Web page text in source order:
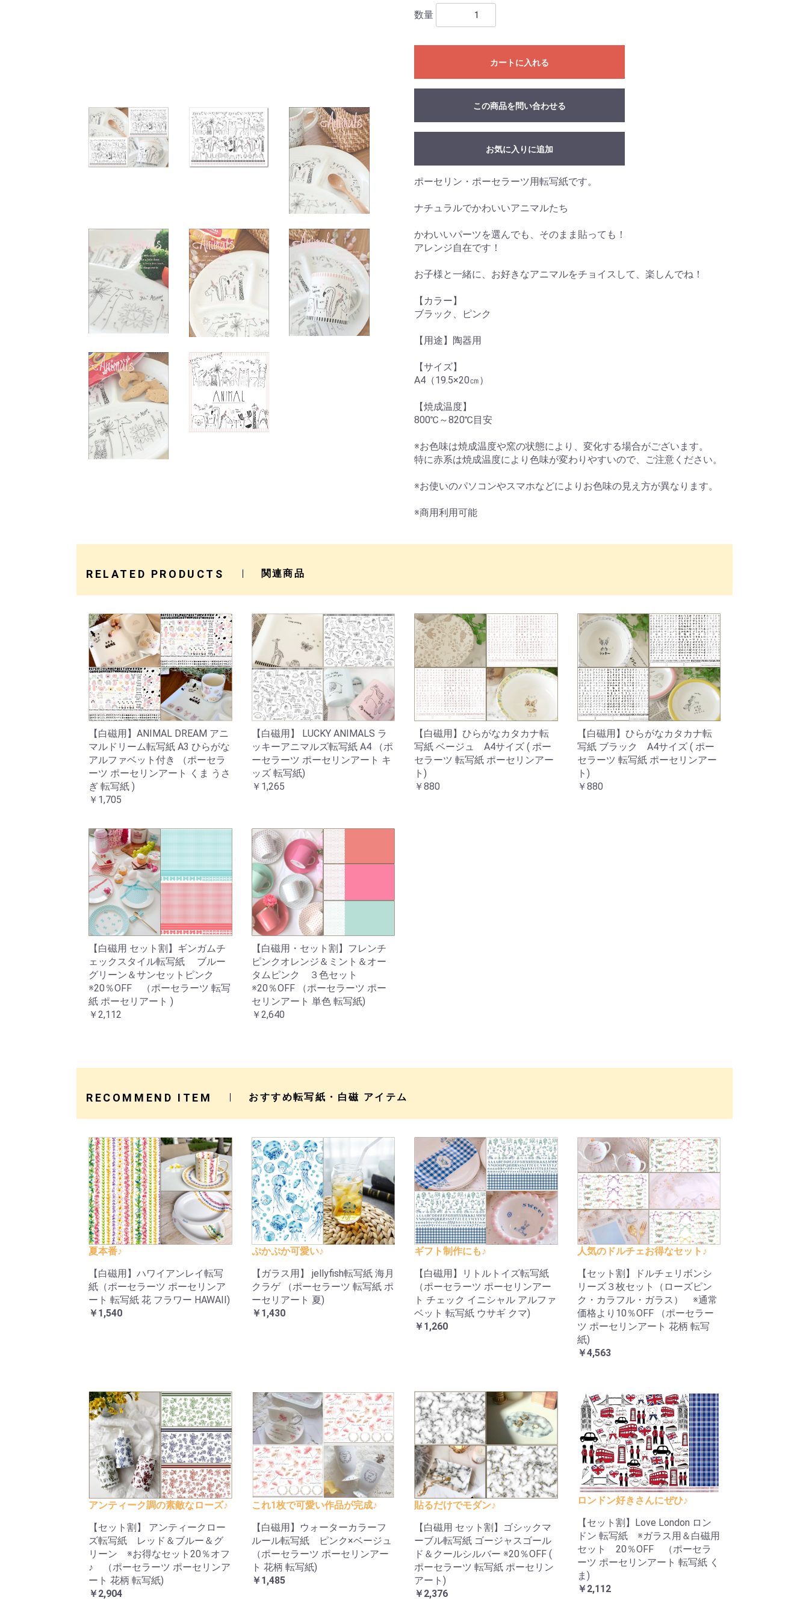
数量
カートに入れる
この商品を問い合わせる
お気に入りに追加
ポーセリン・ポーセラーツ用転写紙です。
ナチュラルでかわいいアニマルたち
かわいいパーツを選んでも、そのまま貼っても！
アレンジ自在です！
お子様と一緒に、お好きなアニマルをチョイスして、楽しんでね！
【カラー】
ブラック、ピンク
【用途】陶器用
【サイズ】
A4（19.5×20㎝）
【焼成温度】
800℃～820℃目安
※お色味は焼成温度や窯の状態により、変化する場合がございます。
特に赤系は焼成温度により色味が変わりやすいので、ご注意ください。
※お使いのパソコンやスマホなどによりお色味の見え方が異なります。
※商用利用可能
RELATED PRODUCTS 関連商品
【白磁用】ANIMAL DREAM アニ
マルドリーム転写紙 A3 ひらがな
アルファベット付き （ポーセラ
ーツ ポーセリンアート くま うさ
ぎ 転写紙 )
￥1,705
【白磁用】 LUCKY ANIMALS ラ
ッキーアニマルズ転写紙 A4 （ポ
ーセラーツ ポーセリンアート キ
ッズ 転写紙)
￥1,265
【白磁用】ひらがなカタカナ転
写紙 ベージュ A4サイズ ( ポー
セラーツ 転写紙 ポーセリンアー
ト)
￥880
【白磁用】ひらがなカタカナ転
写紙 ブラック A4サイズ ( ポー
セラーツ 転写紙 ポーセリンアー
ト)
￥880
【白磁用 セット割】ギンガムチ
ェックスタイル転写紙 ブルー
グリーン＆サンセットピンク
※20％OFF （ポーセラーツ 転写
紙 ポーセリアート )
￥2,112
【白磁用・セット割】フレンチ
ピンクオレンジ＆ミント＆オー
タムピンク ３色セット
※20％OFF （ポーセラーツ ポー
セリンアート 単色 転写紙)
￥2,640
RECOMMEND ITEM おすすめ転写紙・白磁 アイテム
夏本番♪
【白磁用】ハワイアンレイ転写
紙（ポーセラーツ ポーセリンア
ート 転写紙 花 フラワー HAWAII)
￥1,540
ぷかぷか可愛い♪
【ガラス用】 jellyfish転写紙 海月
クラゲ （ポーセラーツ 転写紙 ポ
ーセリアート 夏)
￥1,430
ギフト制作にも♪
【白磁用】リトルトイズ転写紙
（ポーセラーツ ポーセリンアー
ト チェック イニシャル アルファ
ベット 転写紙 ウサギ クマ)
￥1,260
人気のドルチェお得なセット♪
【セット割】ドルチェリボンシ
リーズ３枚セット（ローズピン
ク・カラフル・ガラス） ※通常
価格より10％OFF （ポーセラー
ツ ポーセリンアート 花柄 転写
紙)
￥4,563
アンティーク調の素敵なローズ♪
【セット割】 アンティークロー
ズ転写紙 レッド＆ブルー＆グ
リーン ※お得なセット20％オフ
♪ （ポーセラーツ ポーセリンア
ート 花柄 転写紙)
￥2,904
これ1枚で可愛い作品が完成♪
【白磁用】ウォーターカラーフ
ルール転写紙 ピンク×ベージュ
（ポーセラーツ ポーセリンアー
ト 花柄 転写紙)
￥1,485
貼るだけでモダン♪
【白磁用 セット割】ゴシックマ
ーブル転写紙 ゴージャスゴール
ド＆クールシルバー ※20％OFF (
ポーセラーツ 転写紙 ポーセリン
アート)
￥2,376
ロンドン好きさんにぜひ♪
【セット割】Love London ロン
ドン 転写紙 ※ガラス用＆白磁用
セット 20％OFF （ポーセラ
ーツ ポーセリンアート 転写紙 く
ま)
￥2,112